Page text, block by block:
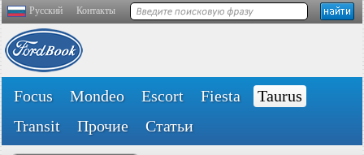
Русский Контакты
Focus Mondeo Escort Fiesta
Taurus
Transit
Прочие Статьи